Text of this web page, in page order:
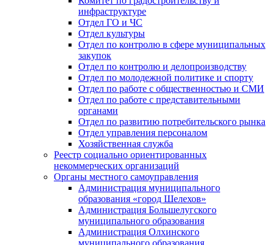
инфраструктуре
Отдел ГО и ЧС
Отдел культуры
Отдел по контролю в сфере муниципальных
закупок
Отдел по контролю и делопроизводству
Отдел по молодежной политике и спорту
Отдел по работе с общественностью и СМИ
Отдел по работе с представительными
органами
Отдел по развитию потребительского рынка
Отдел управления персоналом
Хозяйственная служба
Реестр социально ориентированных
некоммерческих организаций
Органы местного самоуправления
Администрация муниципального
образования «город Шелехов»
Администрация Большелугского
муниципального образования
Администрация Олхинского
муниципального образования